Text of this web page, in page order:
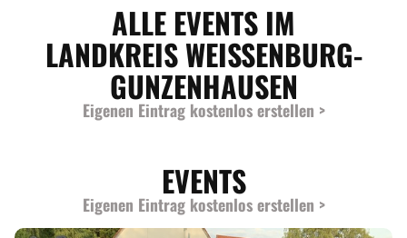
ALLE EVENTS IM
LANDKREIS WEISSENBURG-
GUNZENHAUSEN
Eigenen Eintrag kostenlos erstellen >
EVENTS
Eigenen Eintrag kostenlos erstellen >